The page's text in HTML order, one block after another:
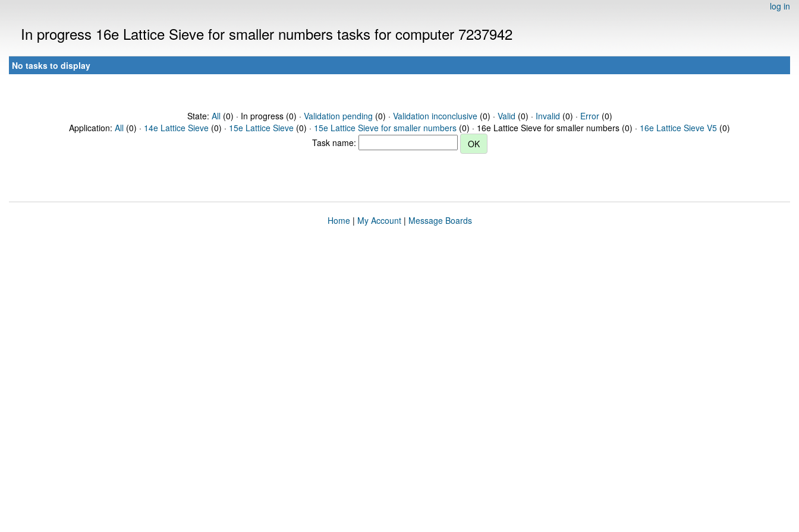
log in
In progress 16e Lattice Sieve for smaller numbers tasks for computer 7237942
No tasks to display
State: All(0) · In progress (0) · Validation pending (0) · Validation inconclusive(0) · Valid (0) · Invalid (0) · Error(0)
Application: All (0) · 14e Lattice Sieve (0) · 15e Lattice Sieve (0) · 15e Lattice Sieve for smaller numbers (0) · 16e Lattice Sieve for smaller numbers (0) · 16e Lattice Sieve V5 (0)
Task name:
Home| My Account| Message Boards